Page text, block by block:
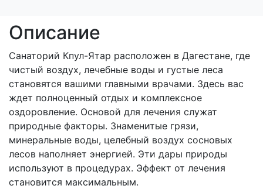
Описание
Санаторий Кпул-Ятар расположен в Дагестане, где
чистый воздух, лечебные воды и густые леса
становятся вашими главными врачами. Здесь вас
ждет полноценный отдых и комплексное
оздоровление. Основой для лечения служат
природные факторы. Знаменитые грязи,
минеральные воды, целебный воздух сосновых
лесов наполняет энергией. Эти дары природы
используют в процедурах. Эффект от лечения
становится максимальным.